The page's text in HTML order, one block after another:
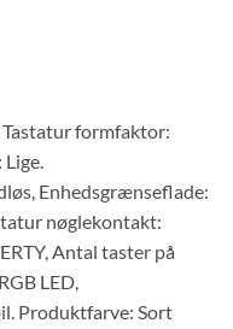
Tastatur formfaktor:
Lige.
Enhedsgrænseflade:
nøglekontakt:
Antal taster på
LED,
Produktfarve: Sort